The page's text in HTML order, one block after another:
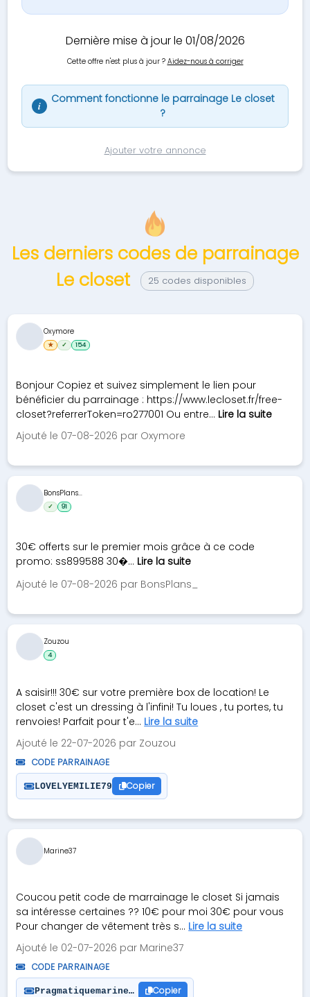
Dernière mise à jour le 01/08/2026
Cette offre n'est plus à jour ? Aidez-nous à corriger
i
Comment fonctionne le parrainage Le closet
?
Ajouter votre annonce
Les derniers codes de parrainage
Le closet
25 codes disponibles
Bonjour Copiez et suivez simplement le lien pour
bénéficier du parrainage : https://www.lecloset.fr/free-
closet?referrerToken=ro277001 Ou entre... Lire la suite
Ajouté le 07-08-2026 par Oxymore
Oxymore
★ ✓ 154
30€ offerts sur le premier mois grâce à ce code
promo: ss899588 30�... Lire la suite
Ajouté le 07-08-2026 par BonsPlans_
BonsPlans...
✓ 91
A saisir!!! 30€ sur votre première box de location! Le
closet c'est un dressing à l'infini! Tu loues , tu portes, tu
renvoies! Parfait pour t'e... Lire la suite
Ajouté le 22-07-2026 par Zouzou
CODE PARRAINAGE
LOVELYEMILIE79 Copier
Zouzou
4
Coucou petit code de marrainage le closet Si jamais
sa intéresse certaines ?? 10€ pour moi 30€ pour vous
Pour changer de vêtement très s... Lire la suite
Ajouté le 02-07-2026 par Marine37
CODE PARRAINAGE
Pragmatiquemarine37 Copier
Marine37